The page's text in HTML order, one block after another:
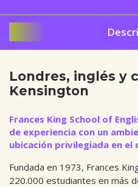
Londres, inglés y
Kensington
Frances King School of
de experiencia con un
ubicación privilegiada en el
Fundada en 1973, Frances
220.000 estudiantes en más